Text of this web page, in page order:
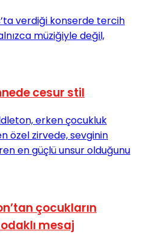
cesur stil
çocukların
mesaj